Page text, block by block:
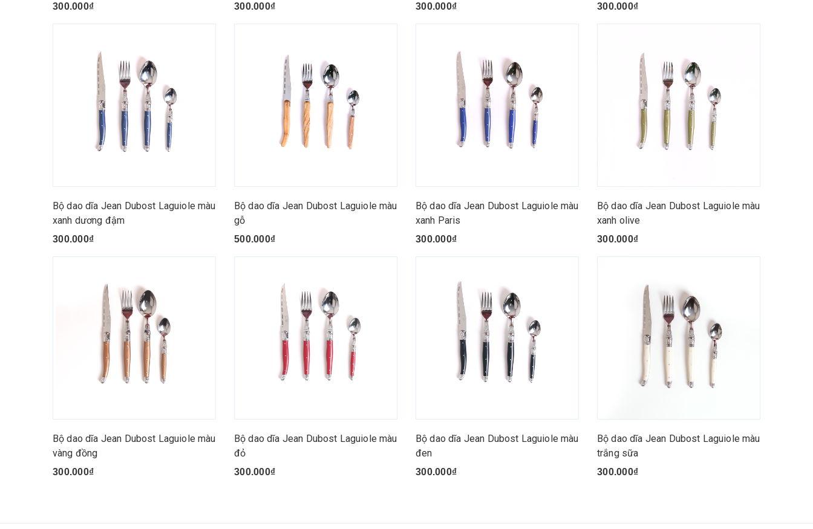
300.000₫ 300.000₫ 300.000₫ 300.000₫
Bộ dao dĩa Jean Dubost Laguiole màu
xanh dương đậm
300.000₫
Bộ dao dĩa Jean Dubost Laguiole màu
gỗ
500.000₫
Bộ dao dĩa Jean Dubost Laguiole màu
xanh Paris
300.000₫
Bộ dao dĩa Jean Dubost Laguiole màu
xanh olive
300.000₫
Bộ dao dĩa Jean Dubost Laguiole màu
vàng đồng
300.000₫
Bộ dao dĩa Jean Dubost Laguiole màu
đỏ
300.000₫
Bộ dao dĩa Jean Dubost Laguiole màu
đen
300.000₫
Bộ dao dĩa Jean Dubost Laguiole màu
trắng sữa
300.000₫